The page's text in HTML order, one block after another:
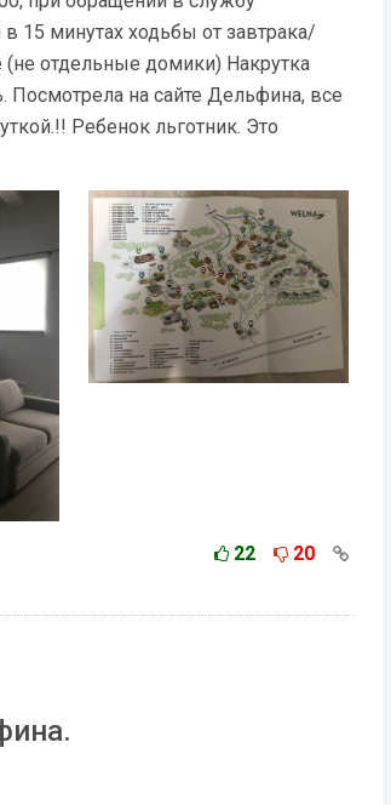
15 минутах ходьбы от завтрака/
отдельные домики) Накрутка
Посмотрела на сайте Дельфина, все
Ребенок льготник. Это
22 20